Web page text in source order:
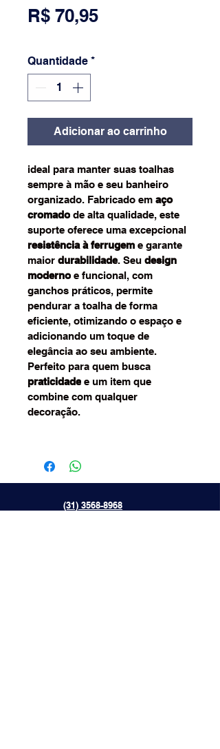
R$ 70,95Preço
Quantidade *
Adicionar ao carrinho
ideal para manter suas toalhas
sempre à mão e seu banheiro
organizado. Fabricado em aço
cromado de alta qualidade, este
suporte oferece uma excepcional
resistência à ferrugem e garante
maior durabilidade. Seu design
moderno e funcional, com
ganchos práticos, permite
pendurar a toalha de forma
eficiente, otimizando o espaço e
adicionando um toque de
elegância ao seu ambiente.
Perfeito para quem busca
praticidade e um item que
combine com qualquer
decoração.
(31) 3568-8968